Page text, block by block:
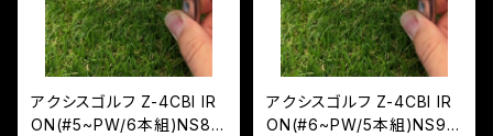
アクシスゴルフ Z-4CBI IR
ON(#5~PW/6本組)NS85
アクシスゴルフ Z-4CBI IR
ON(#6~PW/5本組)NS95